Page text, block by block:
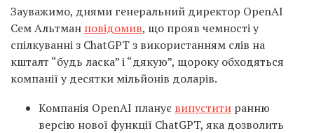
Зауважимо, днями генеральний директор OpenAI
Сем Альтман повідомив, що прояв чемності у
спілкуванні з ChatGPT з використанням слів на
кшталт “будь ласка” і “дякую”, щороку обходяться
компанії у десятки мільйонів доларів.
Компанія OpenAI планує випустити ранню
версію нової функції ChatGPT, яка дозволить